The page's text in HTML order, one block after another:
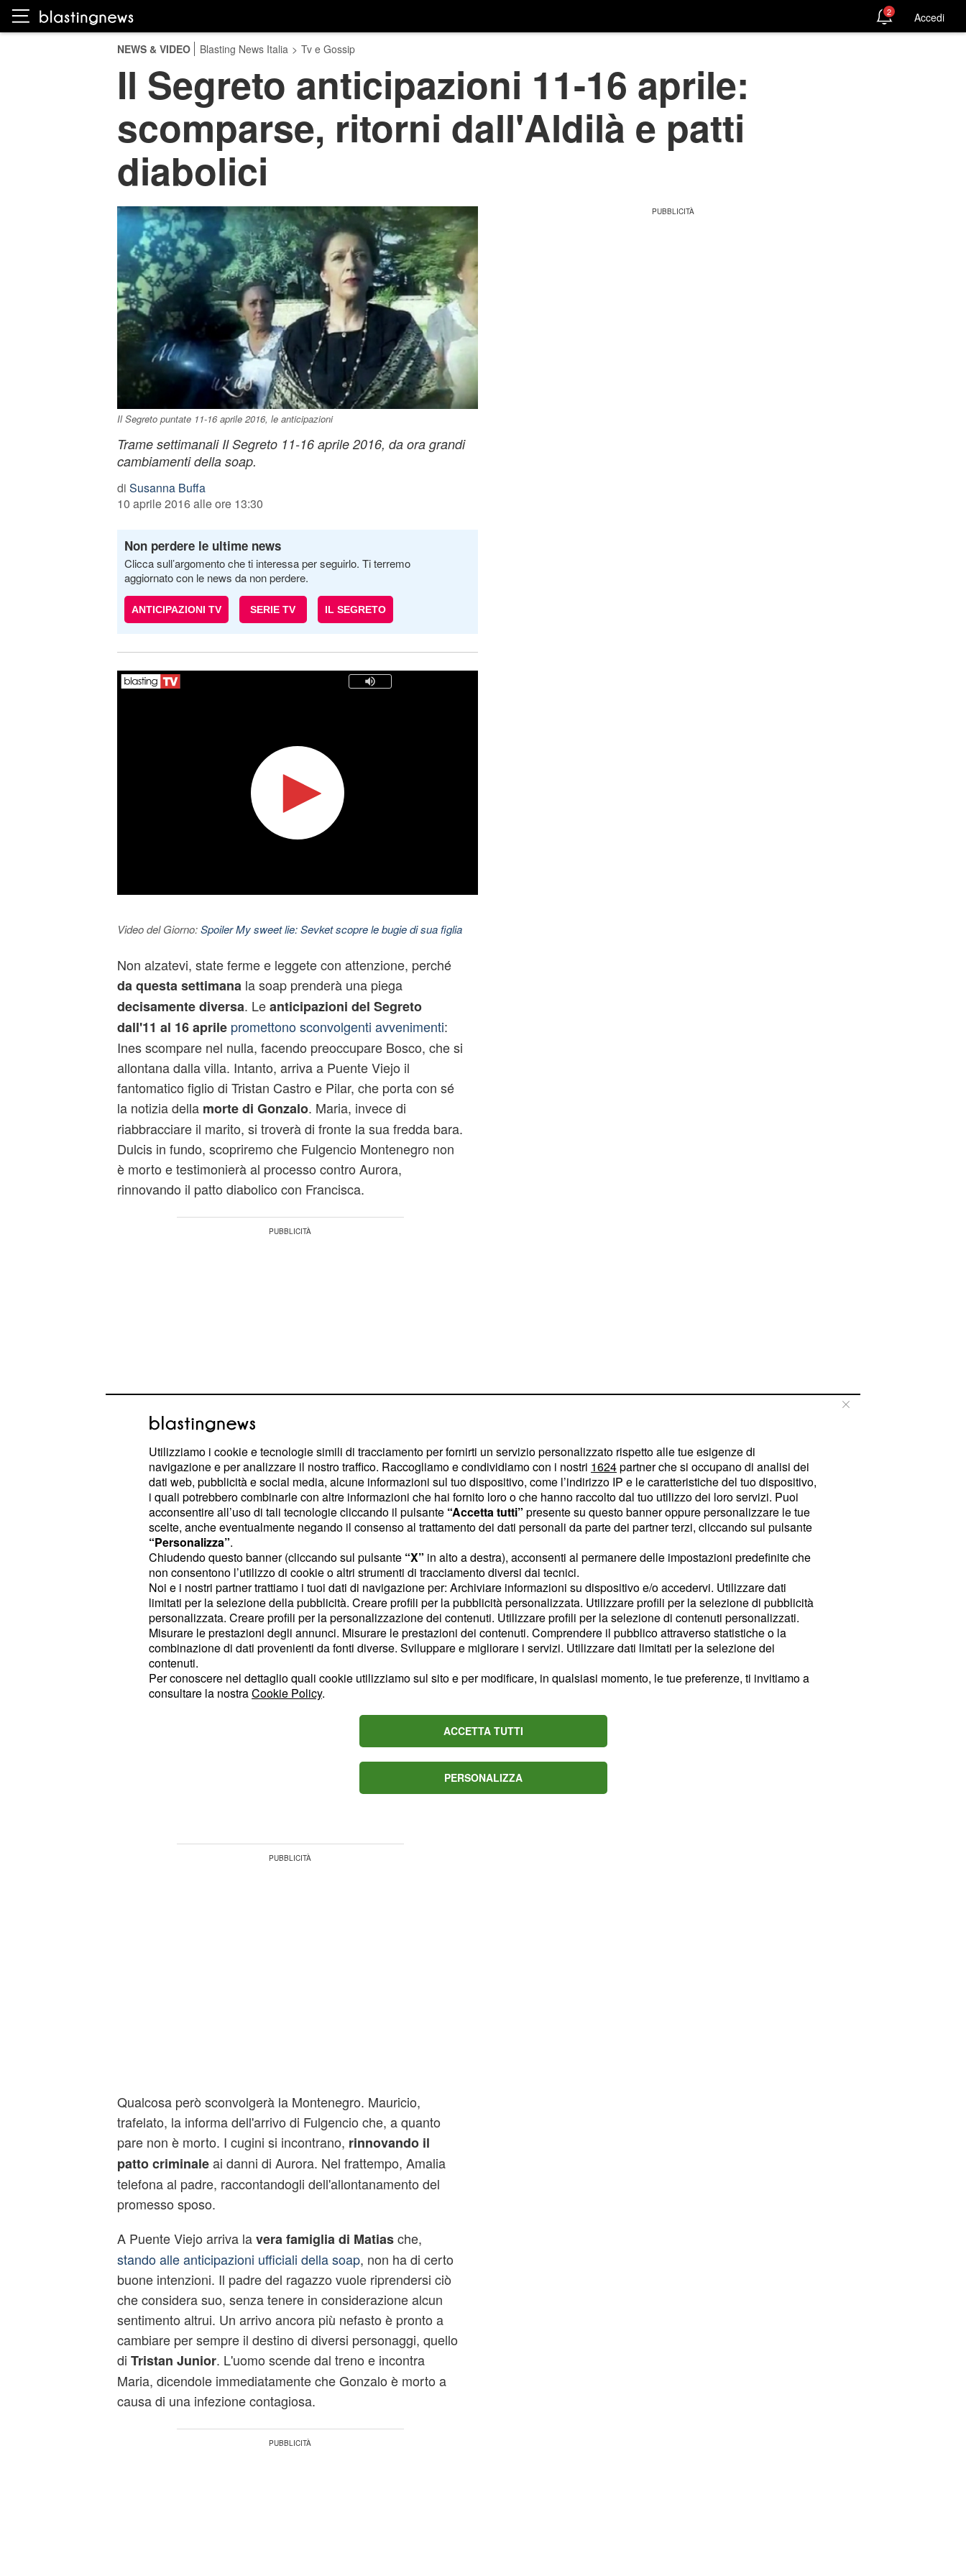
2 Accedi
NEWS & VIDEO Blasting News Italia > Tv e Gossip
Il Segreto anticipazioni 11-16 aprile:
scomparse, ritorni dall'Aldilà e patti
diabolici
Il Segreto puntate 11-16 aprile 2016, le anticipazioni
Trame settimanali Il Segreto 11-16 aprile 2016, da ora grandi
cambiamenti della soap.
di Susanna Buffa
10 aprile 2016 alle ore 13:30
Non perdere le ultime news
Clicca sull’argomento che ti interessa per seguirlo. Ti terremo
aggiornato con le news da non perdere.
ANTICIPAZIONI TV SERIE TV IL SEGRETO
Video del Giorno:Spoiler My sweet lie: Sevket scopre le bugie di sua figlia
Non alzatevi, state ferme e leggete con attenzione, perché
da questa settimana la soap prenderà una piega
decisamente diversa. Leanticipazioni del Segreto
dall'11 al 16 aprile promettono sconvolgenti avvenimenti:
Ines scompare nel nulla, facendo preoccupare Bosco, che si
allontana dalla villa. Intanto, arriva a Puente Viejo il
fantomatico figlio di Tristan Castro e Pilar, che porta con sé
la notizia della morte di Gonzalo. Maria, invece di
riabbracciare il marito, si troverà di fronte la sua fredda bara.
Dulcis in fundo, scopriremo che Fulgencio Montenegro non
è morto e testimonierà al processo contro Aurora,
rinnovando il patto diabolico con Francisca.
Queste sono solo alcune delle scene più significative delle
puntate settimanali deIl Segreto. Vedremo infatti anche
l'arrivo della vera famiglia di Matias, che inizierà a creare
seri problemi ad Emilia ed Alfonso. Il padre del ragazzo
rivuole il figlio con sé e farà di tutto per raggiungere il suo
scopo, calpestando i sentimenti dei coniugi Castaneda e
dello stesso Matias, che non ha la minima intenzione di
tornare allavita scapestrata di prima.
Il Segreto trame dall'11 al 16 aprile
2016: torna Fulgencio, arriva la bara
Le anticipazioni del Segreto iniziano con la preoccupazione
finita? Capendo di essere ancora innamorato pazzo di lei, il
signorino parte alla sua ricerca, abbandonando la villa e
Qualcosa però sconvolgerà la Montenegro. Mauricio,
trafelato, la informa dell'arrivo di Fulgencio che, a quanto
pare non è morto. I cugini si incontrano, rinnovando il
patto criminaleai danni di Aurora. Nel frattempo, Amalia
telefona al padre, raccontandogli dell'allontanamento del
promesso sposo.
A Puente Viejo arriva lavera famiglia di Matiasche,
stando alle anticipazioni ufficiali della soap, non ha di certo
buone intenzioni. Il padre del ragazzo vuole riprendersi ciò
che considera suo, senza tenere in considerazione alcun
sentimento altrui. Un arrivo ancora più nefasto è pronto a
cambiare per sempre il destino di diversi personaggi, quello
di Tristan Junior. L'uomo scende dal treno e incontra
Maria, dicendole immediatamente che Gonzalo è morto a
causa di una infezione contagiosa.
Utilizziamo i cookie e tecnologie simili di tracciamento per fornirti un servizio personalizzato rispetto alle tue esigenze di
navigazione e per analizzare il nostro traffico. Raccogliamo e condividiamo con i nostri 1624partner che si occupano di analisi dei
dati web, pubblicità e social media, alcune informazioni sul tuo dispositivo, come l’indirizzo IP e le caratteristiche del tuo dispositivo,
i quali potrebbero combinarle con altre informazioni che hai fornito loro o che hanno raccolto dal tuo utilizzo dei loro servizi. Puoi
acconsentire all’uso di tali tecnologie cliccando il pulsante “Accetta tutti” presente su questo banner oppure personalizzare le tue
scelte, anche eventualmente negando il consenso al trattamento dei dati personali da parte dei partner terzi, cliccando sul pulsante
“Personalizza”.
Chiudendo questo banner (cliccando sul pulsante “X” in alto a destra), acconsenti al permanere delle impostazioni predefinite che
non consentono l’utilizzo di cookie o altri strumenti di tracciamento diversi dai tecnici.
Noi e i nostri partner trattiamo i tuoi dati di navigazione per: Archiviare informazioni su dispositivo e/o accedervi. Utilizzare dati
limitati per la selezione della pubblicità. Creare profili per la pubblicità personalizzata. Utilizzare profili per la selezione di pubblicità
personalizzata. Creare profili per la personalizzazione dei contenuti. Utilizzare profili per la selezione di contenuti personalizzati.
Misurare le prestazioni degli annunci. Misurare le prestazioni dei contenuti. Comprendere il pubblico attraverso statistiche o la
combinazione di dati provenienti da fonti diverse. Sviluppare e migliorare i servizi. Utilizzare dati limitati per la selezione dei
contenuti.
Per conoscere nel dettaglio quali cookie utilizziamo sul sito e per modificare, in qualsiasi momento, le tue preferenze, ti invitiamo a
consultare la nostraCookie Policy.
ACCETTA TUTTI
PERSONALIZZA